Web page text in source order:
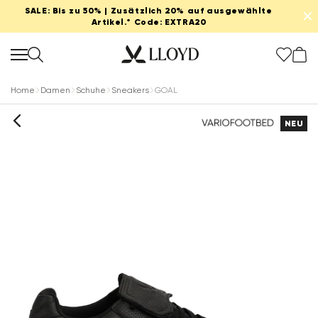
SALE: Bis zu 50% | Zusätzlich 20% auf ausgewählte
Artikel.* Code: EXTRA20
✕
Home Damen Schuhe Sneakers GOAL
NEU